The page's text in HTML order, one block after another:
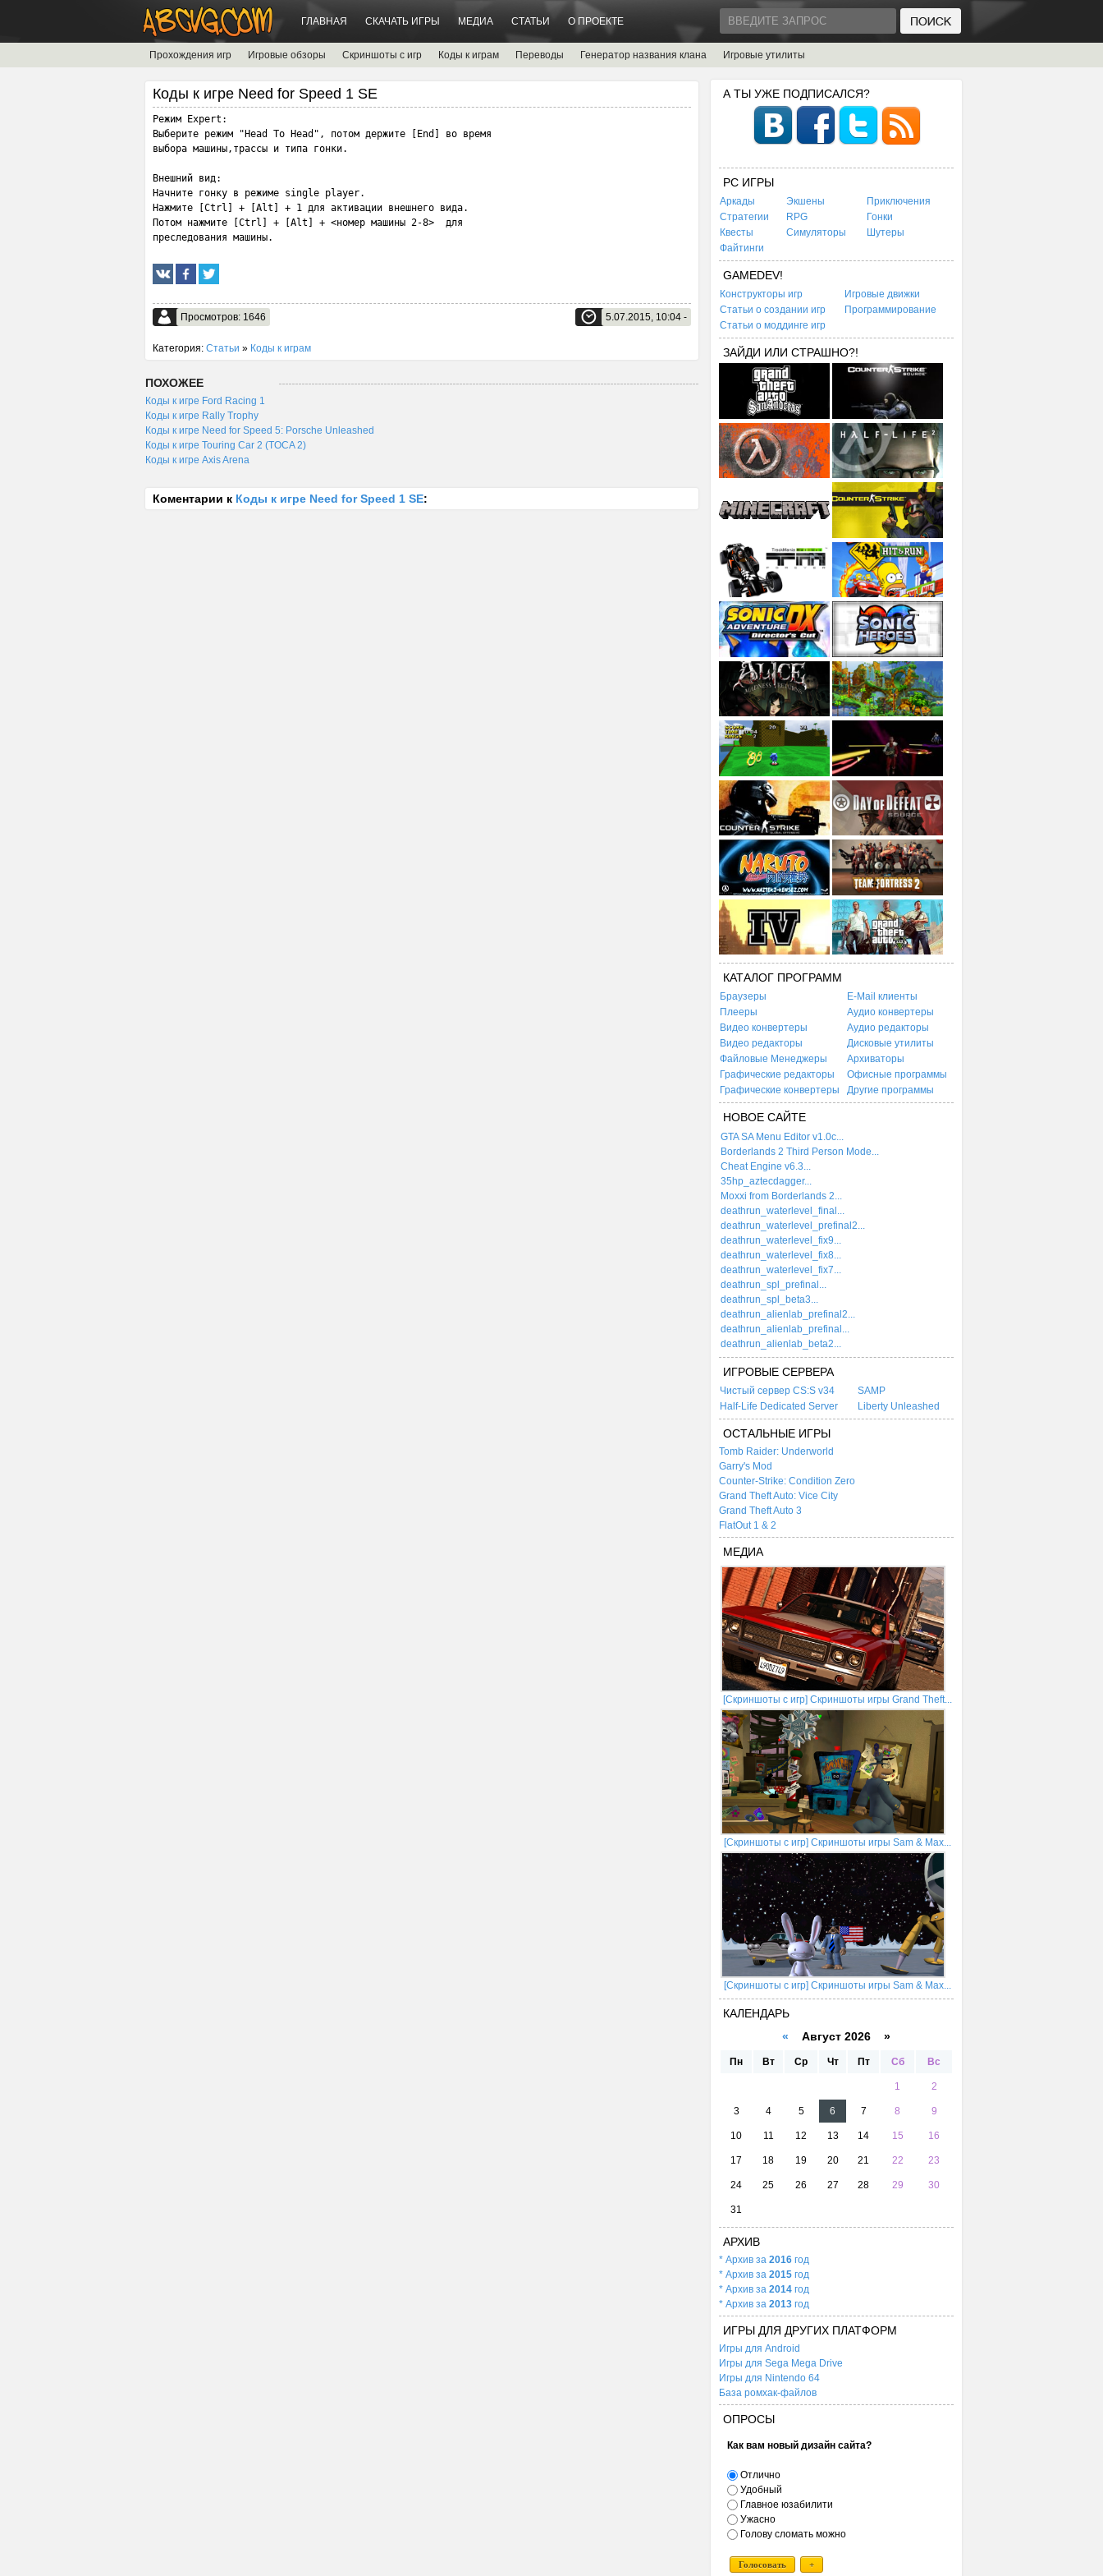
ГЛАВНАЯ СКАЧАТЬ ИГРЫ МЕДИА СТАТЬИ О ПРОЕКТЕ
Прохождения игр Игровые обзоры Скриншоты с игр Коды к играм Переводы Генератор названия клана Игровые утилиты
Коды к игре Need for Speed 1 SE
Режим Expert:
Выберите режим "Head To Head", потом держите [End] во время
выбора машины,трассы и типа гонки.
Внешний вид:
Начните гонку в режиме single player.
Нажмите [Ctrl] + [Alt] + 1 для активации внешнего вида.
Потом нажмите [Ctrl] + [Alt] + <номер машины 2-8>  для
преследования машины.
Просмотров: 1646 5.07.2015, 10:04 -
Категория: Статьи » Коды к играм
ПОХОЖЕЕ
Коды к игре Ford Racing 1
Коды к игре Rally Trophy
Коды к игре Need for Speed 5: Porsche Unleashed
Коды к игре Touring Car 2 (TOCA 2)
Коды к игре Axis Arena
Коментарии к Коды к игре Need for Speed 1 SE:
А ТЫ УЖЕ ПОДПИСАЛСЯ?
PC ИГРЫ
Аркады Экшены
Приключения
Стратегии
RPG
Гонки
Квесты
Симуляторы
Шутеры
Файтинги
GAMEDEV!
Конструкторы игр
Игровые движки
Статьи о создании игр
Программирование
Статьи о моддинге игр
ЗАЙДИ ИЛИ СТРАШНО?!
КАТАЛОГ ПРОГРАММ
Браузеры
E-Mail клиенты
Плееры
Аудио конвертеры
Видео конвертеры
Аудио редакторы
Видео редакторы
Дисковые утилиты
Файловые Менеджеры
Архиваторы
Графические редакторы
Офисные программы
Графические конвертеры
Другие программы
НОВОЕ САЙТЕ
GTA SA Menu Editor v1.0c...
Borderlands 2 Third Person Mode...
Cheat Engine v6.3...
35hp_aztecdagger...
Moxxi from Borderlands 2...
deathrun_waterlevel_final...
deathrun_waterlevel_prefinal2...
deathrun_waterlevel_fix9...
deathrun_waterlevel_fix8...
deathrun_waterlevel_fix7...
deathrun_spl_prefinal...
deathrun_spl_beta3...
deathrun_alienlab_prefinal2...
deathrun_alienlab_prefinal...
deathrun_alienlab_beta2...
ИГРОВЫЕ СЕРВЕРА
Чистый сервер CS:S v34
SAMP
Half-Life Dedicated Server
Liberty Unleashed
ОСТАЛЬНЫЕ ИГРЫ
Tomb Raider: Underworld
Garry's Mod
Counter-Strike: Condition Zero
Grand Theft Auto: Vice City
Grand Theft Auto 3
FlatOut 1 & 2
МЕДИА
[Скриншоты с игр] Скриншоты игры Grand Theft...
[Скриншоты с игр] Скриншоты игры Sam & Max...
[Скриншоты с игр] Скриншоты игры Sam & Max...
КАЛЕНДАРЬ
« Август 2026 »
Пн Вт Ср Чт Пт Сб Вс
1 2
3 4 5 6 7 8 9
10 11 12 13 14 15 16
17 18 19 20 21 22 23
24 25 26 27 28 29 30
31
АРХИВ
* Архив за 2016 год
* Архив за 2015 год
* Архив за 2014 год
* Архив за 2013 год
ИГРЫ ДЛЯ ДРУГИХ ПЛАТФОРМ
Игры для Android
Игры для Sega Mega Drive
Игры для Nintendo 64
База ромхак-файлов
ОПРОСЫ
Как вам новый дизайн сайта?
Отлично
Удобный
Главное юзабилити
Ужасно
Голову сломать можно
Голосовать +